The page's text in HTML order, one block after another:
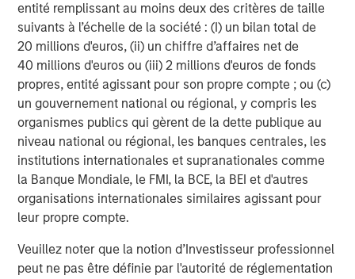
entité remplissant au moins deux des critères de taille
suivants à l’échelle de la société : (I) un bilan total de
20 millions d'euros, (ii) un chiffre d’affaires net de
40 millions d'euros ou (iii) 2 millions d'euros de fonds
propres, entité agissant pour son propre compte ; ou (c)
un gouvernement national ou régional, y compris les
organismes publics qui gèrent de la dette publique au
niveau national ou régional, les banques centrales, les
institutions internationales et supranationales comme
la Banque Mondiale, le FMI, la BCE, la BEI et d'autres
organisations internationales similaires agissant pour
leur propre compte.
Veuillez noter que la notion d’Investisseur professionnel
peut ne pas être définie par l'autorité de réglementation
MSIM Spokesperson
Tom Cahill
Managing Director
Pedro Teixeira
Managing Director